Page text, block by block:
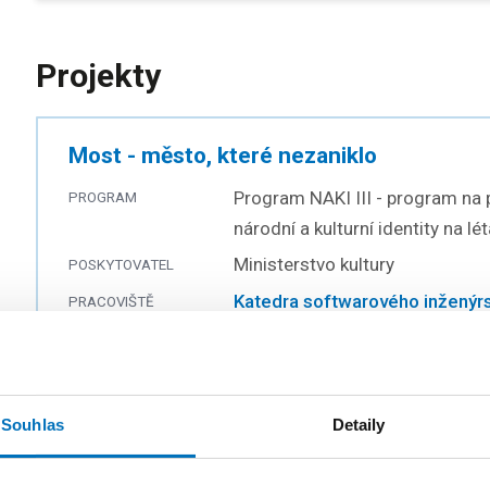
Souhlas Detaily
Projekty
Most - město, které nezaniklo
PROGRAM
Program NAKI III - program
národní a kulturní identity na
POSKYTOVATEL Ministerstvo kultury
PRACOVIŠTĚ
Katedra softwarového
Síťové vizualizační prostředí pro